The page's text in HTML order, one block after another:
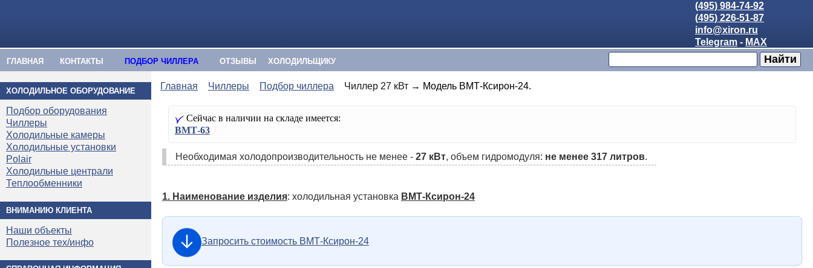
(495) 984-74-92
(495) 226-51-87
info@xiron.ru
Telegram - MAX
ГЛАВНАЯ КОНТАКТЫ ПОДБОР ЧИЛЛЕРА ОТЗЫВЫ ХОЛОДИЛЬЩИКУ
ХОЛОДИЛЬНОЕ ОБОРУДОВАНИЕ
Подбор оборудования
Чиллеры
Холодильные камеры
Холодильные установки
Polair
Холодильные централи
Теплообменники
ВНИМАНИЮ КЛИЕНТА
Наши объекты
Полезное тех/инфо
Главная Чиллеры Подбор чиллера Чиллер 27 кВт → Модель ВМТ-Ксирон-24.
Сейчас в наличии на складе имеется:
ВМТ-63
Необходимая холодо­производительность не менее - 27 кВт, объем гидромодуля: не менее 317 литров.
1. Наименование изделия: холодильная установка ВМТ-Ксирон-24
Запросить стоимость ВМТ-Ксирон-24